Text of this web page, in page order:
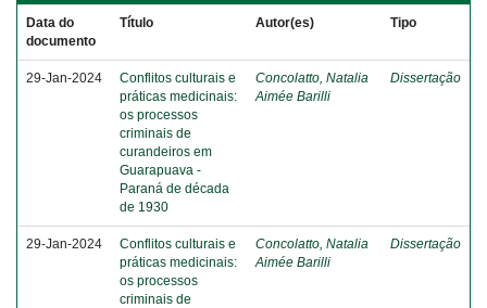
Data do
documento
Título Autor(es) Tipo
29-Jan-2024
Conflitos culturais e
práticas medicinais:
os processos
criminais de
curandeiros em
Guarapuava -
Paraná de década
de 1930
Concolatto, Natalia
Aimée Barilli
Dissertação
29-Jan-2024
Conflitos culturais e
práticas medicinais:
os processos
criminais de
Concolatto, Natalia
Aimée Barilli
Dissertação